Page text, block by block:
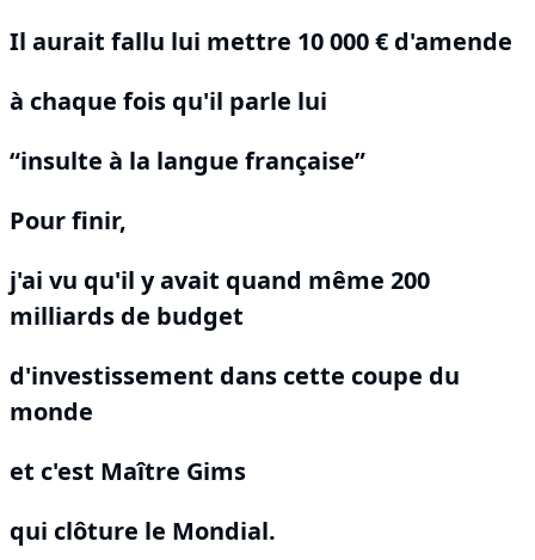
Il aurait fallu lui mettre 10 000 € d'amende
à chaque fois qu'il parle lui
“insulte à la langue française”
Pour finir,
j'ai vu qu'il y avait quand même 200
milliards de budget
d'investissement dans cette coupe du
monde
et c'est Maître Gims
qui clôture le Mondial.